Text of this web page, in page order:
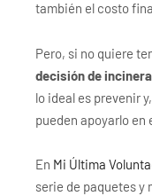
también el costo
Pero, si no quiere
decisión de
lo ideal es prevenir
pueden apoyarlo en
En Mi Última
serie de paquetes y